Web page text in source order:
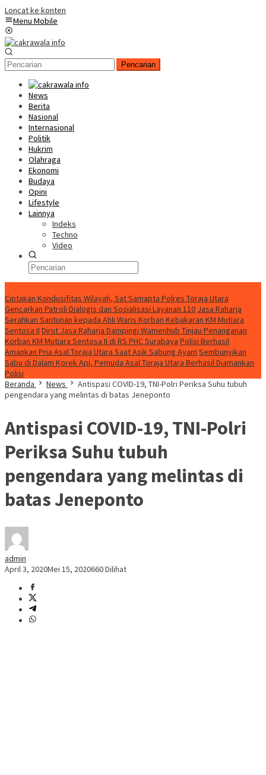
Loncat ke konten
Menu Mobile
Pencarian
News
Berita
Nasional
Internasional
Politik
Hukrim
Olahraga
Ekonomi
Budaya
Opini
Lifestyle
Lainnya
Indeks
Techno
Video
Ciptakan Kondusifitas Wilayah, Sat Samapta Polres Toraja Utara
Gencarkan Patroli Dialogis dan Sosialisasi Layanan 110 Jasa Raharja
Serahkan Santunan kepada Ahli Waris Korban Kebakaran KM Mutiara
Sentosa II Dirut Jasa Raharja Dampingi Wamenhub Tinjau Penanganan
Korban KM Mutiara Sentosa II di RS PHC Surabaya Polisi Berhasil
Amankan Pria Asal Toraja Utara Saat Asik Sabung Ayam Sembunyikan
Sabu di Dalam Korek Api, Pemuda Asal Toraja Utara Berhasil Diamankan
Polisi
Beranda
News
Antispasi COVID-19, TNI-Polri Periksa Suhu tubuh
pengendara yang melintas di batas Jeneponto
Antispasi COVID-19, TNI-Polri
Periksa Suhu tubuh
pengendara yang melintas di
batas Jeneponto
admin
April 3, 2020Mei 15, 2020660 Dilihat